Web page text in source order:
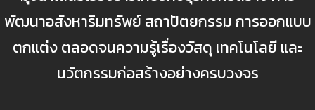
พัฒนาอสังหาริมทรัพย์ สถาปัตยกรรม การออกแบบ
ตกแต่ง ตลอดจนความรู้เรื่องวัสดุ เทคโนโลยี และ
นวัตกรรมก่อสร้างอย่างครบวงจร